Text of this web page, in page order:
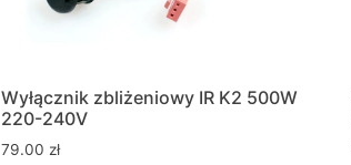
Wyłącznik zbliżeniowy IR K2 500W
220-240V
79.00 zł